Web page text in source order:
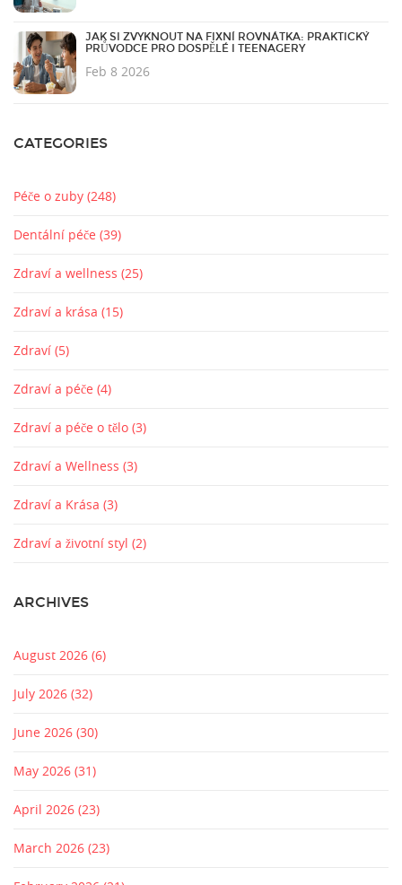
JAK SI ZVYKNOUT NA FIXNÍ ROVNÁTKA: PRAKTICKÝ
PRŮVODCE PRO DOSPĚLÉ I TEENAGERY
Feb 8 2026
CATEGORIES
Péče o zuby (248)
Dentální péče (39)
Zdraví a wellness (25)
Zdraví a krása (15)
Zdraví (5)
Zdraví a péče (4)
Zdraví a péče o tělo (3)
Zdraví a Wellness (3)
Zdraví a Krása (3)
Zdraví a životní styl (2)
ARCHIVES
August 2026 (6)
July 2026 (32)
June 2026 (30)
May 2026 (31)
April 2026 (23)
March 2026 (23)